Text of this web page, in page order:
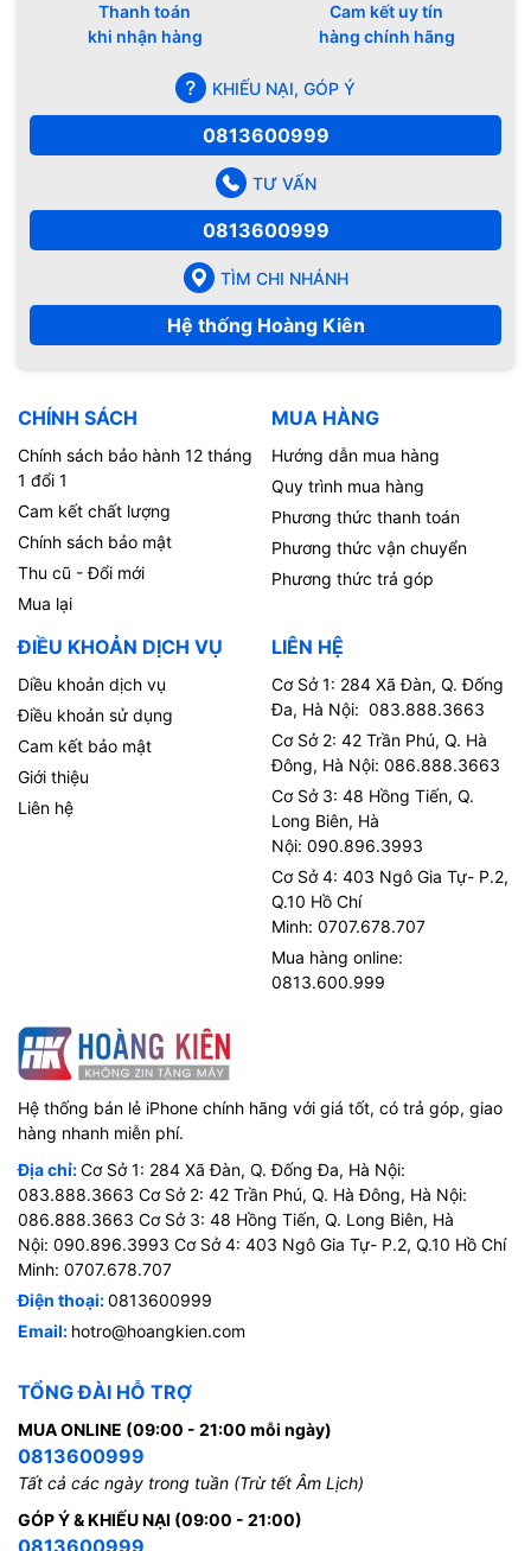
Thanh toán
khi nhận hàng
Cam kết uy tín
hàng chính hãng
KHIẾU NẠI, GÓP Ý
0813600999
TƯ VẤN
0813600999
TÌM CHI NHÁNH
Hệ thống Hoàng Kiên
CHÍNH SÁCH
Chính sách bảo hành 12 tháng
1 đổi 1
Cam kết chất lượng
Chính sách bảo mật
Thu cũ - Đổi mới
Mua lại
MUA HÀNG
Hướng dẫn mua hàng
Quy trình mua hàng
Phương thức thanh toán
Phương thức vận chuyển
Phương thức trả góp
ĐIỀU KHOẢN DỊCH VỤ
Diều khoản dịch vụ
Điều khoản sử dụng
Cam kết bảo mật
Giới thiệu
Liên hệ
LIÊN HỆ
Cơ Sở 1: 284 Xã Đàn, Q. Đống
Đa, Hà Nội: 083.888.3663
Cơ Sở 2: 42 Trần Phú, Q. Hà
Đông, Hà Nội: 086.888.3663
Cơ Sở 3: 48 Hồng Tiến, Q.
Long Biên, Hà
Nội: 090.896.3993
Cơ Sở 4: 403 Ngô Gia Tự- P.2,
Q.10 Hồ Chí
Minh: 0707.678.707
Mua hàng online:
0813.600.999
Hệ thống bán lẻ iPhone chính hãng với giá tốt, có trả góp, giao
hàng nhanh miễn phí.
Địa chỉ:Cơ Sở 1: 284 Xã Đàn, Q. Đống Đa, Hà Nội:
083.888.3663 Cơ Sở 2: 42 Trần Phú, Q. Hà Đông, Hà Nội:
086.888.3663 Cơ Sở 3: 48 Hồng Tiến, Q. Long Biên, Hà
Nội: 090.896.3993 Cơ Sở 4: 403 Ngô Gia Tự- P.2, Q.10 Hồ Chí
Minh: 0707.678.707
Điện thoại:0813600999
Email: hotro@hoangkien.com
TỔNG ĐÀI HỖ TRỢ
MUA ONLINE (09:00 - 21:00 mỗi ngày)
0813600999
Tất cả các ngày trong tuần (Trừ tết Âm Lịch)
GÓP Ý & KHIẾU NẠI (09:00 - 21:00)